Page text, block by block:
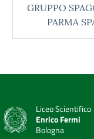
GRUPPO
PARMA
Liceo Scientifico
Enrico Fermi
Bologna